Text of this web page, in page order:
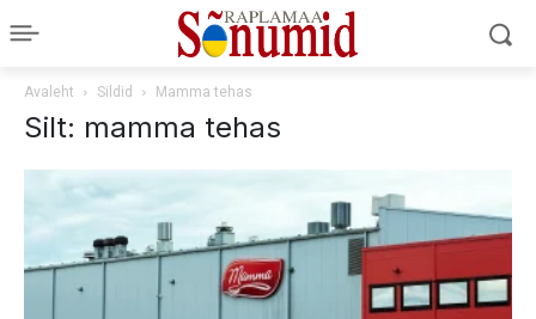
Avaleht Sildid Mamma tehas
Silt: mamma tehas